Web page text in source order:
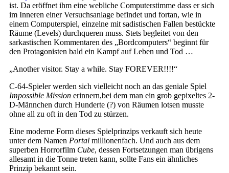
ist. Da eröffnet ihm eine webliche Computerstimme dass er sich
im Inneren einer Versuchsanlage befindet und fortan, wie in
einem Computerspiel, einzelne mit sadistischen Fallen bestückte
Räume (Levels) durchqueren muss. Stets begleitet von den
sarkastischen Kommentaren des „Bordcomputers“ beginnt für
den Protagonisten bald ein Kampf auf Leben und Tod …
„Another visitor. Stay a while. Stay FOREVER!!!!“
C-64-Spieler werden sich vielleicht noch an das geniale Spiel
Impossible Mission erinnern,bei dem man ein grob gepixeltes 2-
D-Männchen durch Hunderte (?) von Räumen lotsen musste
ohne all zu oft in den Tod zu stürzen.
Eine moderne Form dieses Spielprinzips verkauft sich heute
unter dem Namen Portal millionenfach. Und auch aus dem
superben Horrorfilm Cube, dessen Fortsetzungen man übrigens
allesamt in die Tonne treten kann, sollte Fans ein ähnliches
Prinzip bekannt sein.